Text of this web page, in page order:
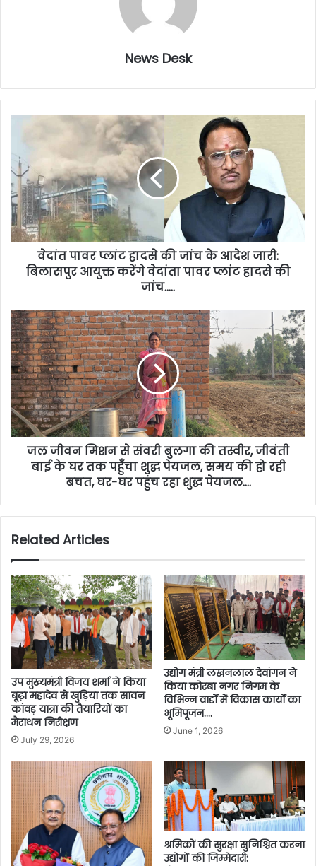
News Desk
वेदांत पावर प्लांट हादसे की जांच के आदेश जारी:
बिलासपुर आयुक्त करेंगे वेदांता पावर प्लांट हादसे की
जांच…..
जल जीवन मिशन से संवरी बुलगा की तस्वीर, जीवंती
बाई के घर तक पहुँचा शुद्ध पेयजल, समय की हो रही
बचत, घर-घर पहुंच रहा शुद्ध पेयजल….
Related Articles
उप मुख्यमंत्री विजय शर्मा ने किया
बूढ़ा महादेव से खुड़िया तक सावन
कांवड़ यात्रा की तैयारियों का
मैराथन निरीक्षण
July 29, 2026
उद्योग मंत्री लखनलाल देवांगन ने
किया कोरबा नगर निगम के
विभिन्न वार्डों में विकास कार्यों का
भूमिपूजन….
June 1, 2026
श्रमिकों की सुरक्षा सुनिश्चित करना
उद्योगों की जिम्मेदारी: